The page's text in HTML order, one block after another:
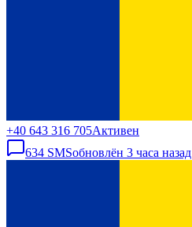
+40 643 316 705Активен
634 SMSобновлён 3 часа назад